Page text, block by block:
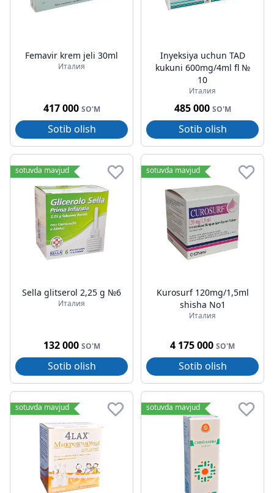
Femavir krem jeli 30ml
Италия
417 000 SO'M
Sotib olish
Inyeksiya uchun TAD
kukuni 600mg/4ml fl №
10
Италия
485 000 SO'M
Sotib olish
sotuvda mavjud
Sella glitserol 2,25 g №6
Италия
132 000 SO'M
Sotib olish
sotuvda mavjud
Kurosurf 120mg/1,5ml
shisha No1
Италия
4 175 000 SO'M
Sotib olish
sotuvda mavjud sotuvda mavjud